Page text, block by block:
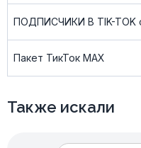
ПОДПИСЧИКИ В TIK-TOK
Пакет ТикТок MAX
Также искали